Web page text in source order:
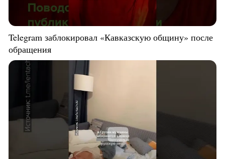
Telegram заблокировал «Кавказскую общину» после
обращения